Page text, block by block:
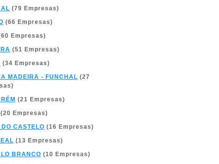
(79 Empresas)
(66 Empresas)
Empresas)
(51 Empresas)
(34 Empresas)
MADEIRA - FUNCHAL (27
(21 Empresas)
Empresas)
CASTELO (16 Empresas)
(13 Empresas)
BRANCO (10 Empresas)